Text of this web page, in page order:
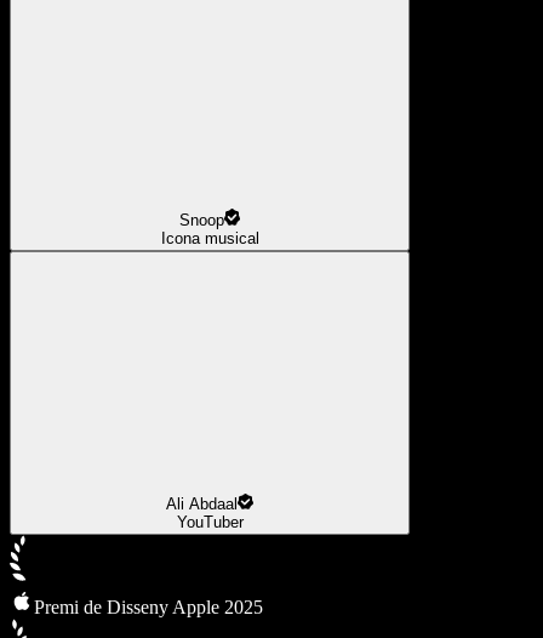
Snoop
Icona musical
Ali Abdaal
YouTuber
Premi de Disseny Apple 2025